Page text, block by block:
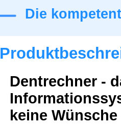
Die
Dentrechner -
keine